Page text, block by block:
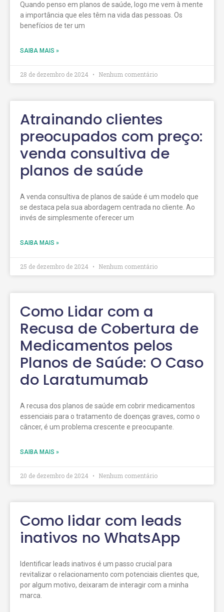
Quando penso em planos de saúde, logo me vem à mente
a importância que eles têm na vida das pessoas. Os
benefícios de ter um
SAIBA MAIS »
28 de dezembro de 2024 Nenhum comentário
Atrainando clientes
preocupados com preço:
venda consultiva de
planos de saúde
A venda consultiva de planos de saúde é um modelo que
se destaca pela sua abordagem centrada no cliente. Ao
invés de simplesmente oferecer um
SAIBA MAIS »
25 de dezembro de 2024 Nenhum comentário
Como Lidar com a
Recusa de Cobertura de
Medicamentos pelos
Planos de Saúde: O Caso
do Laratumumab
A recusa dos planos de saúde em cobrir medicamentos
essenciais para o tratamento de doenças graves, como o
câncer, é um problema crescente e preocupante.
SAIBA MAIS »
20 de dezembro de 2024 Nenhum comentário
Como lidar com leads
inativos no WhatsApp
Identificar leads inativos é um passo crucial para
revitalizar o relacionamento com potenciais clientes que,
por algum motivo, deixaram de interagir com a minha
marca.